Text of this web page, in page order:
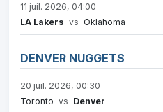
11 juil. 2026, 04:00
LA Lakers vs Oklahoma
DENVER NUGGETS
20 juil. 2026, 00:30
Toronto vs Denver